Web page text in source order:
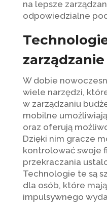
na lepsze
odpowiedzialne
W dobie
wiele narzędzi,
w zarządzaniu
mobilne
oraz oferują
Dzięki nim gracze
kontrolować swoje
przekraczania
Technologie te są
dla osób, które
impulsywnego